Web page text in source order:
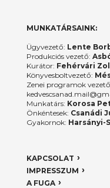
MUNKATÁRSAINK:
Ügyvezető: Lente
Produkciós vezető:
Kurátor: Fehérvári
Könyvesboltvezető:
Zenei programok
Munkatárs: Korosa
Önkéntesek: Csanádi
Gyakornok: Harsányi-
KAPCSOLAT
IMPRESSZUM
A FUGA